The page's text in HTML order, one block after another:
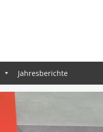
Jahresberichte